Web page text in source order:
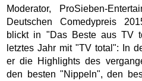
Moderator, ProSieben-
Deutschen Comedypreis
blickt in "Das Beste aus TV
letztes Jahr mit "TV total": In
er die Highlights des
den besten "Nippeln", den